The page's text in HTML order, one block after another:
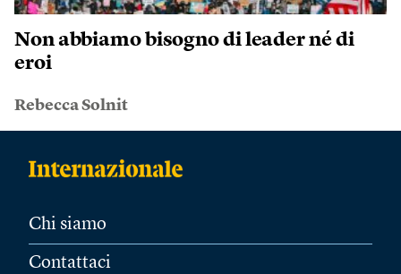
Non abbiamo bisogno di leader né di
eroi
Rebecca Solnit
Chi siamo
Contattaci